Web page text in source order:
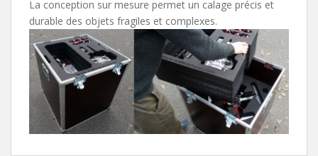
La conception sur mesure permet un calage précis et
durable des objets fragiles et complexes.